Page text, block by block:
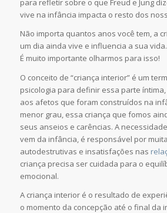
para refletir sobre o que Freud e Jung
vive na infância impacta o resto dos
Não importa quantos anos você tem, a
um dia ainda vive e influencia a sua vida.
É muito importante olharmos para isso!
O conceito de “criança interior” é um
psicologia para definir essa parte
aos afetos que foram construídos na
menor grau, essa criança que fomos
seus anseios e carências. A
vem da infância, é responsável por
autodestrutivas e insatisfações nas
criança precisa ser cuidada para o
emocional.
A criança interior é o resultado de
o momento da concepção até o final da